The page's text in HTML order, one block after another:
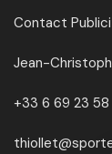
Contact
Jean-
+33 6 69 23